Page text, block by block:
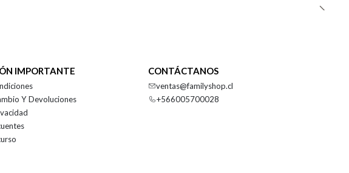
IMPORTANTE
Y Devoluciones
CONTÁCTANOS
ventas@familyshop.cl
+566005700028